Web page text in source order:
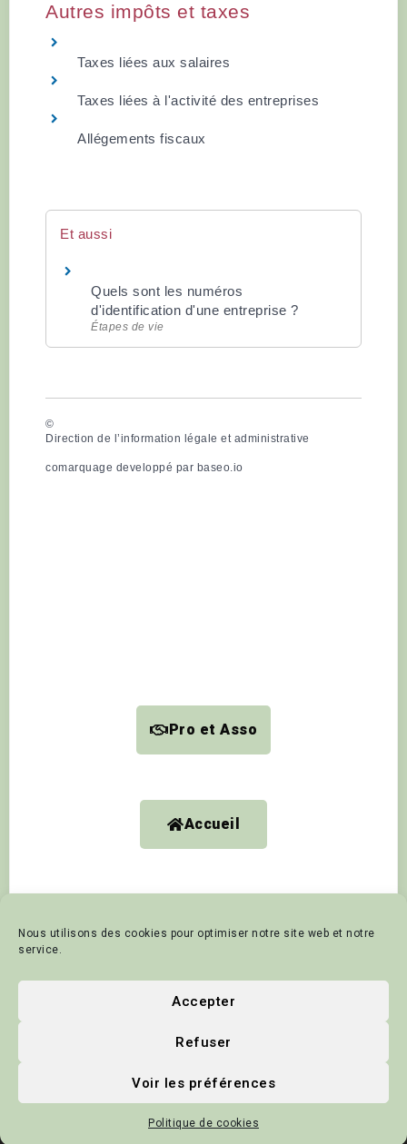
Nous utilisons des cookies pour optimiser notre site web et notre
service.
Accepter
Refuser
Voir les préférences
Politique de cookies
Autres impôts et taxes
Taxes liées aux salaires
Taxes liées à l'activité des entreprises
Allégements fiscaux
Et aussi
Quels sont les numéros
d'identification d'une entreprise ?
Étapes de vie
©
Direction de l’information légale et administrative
comarquage developpé par baseo.io
Pro et Asso
Accueil
Accueil
Tourisme et animation Contact Politique de cookies
Mentions Légales
Site Web créé parApie-Secretary
Crédits Photos : P-Y LE MEUR -
Freepik - Commune de Domjean